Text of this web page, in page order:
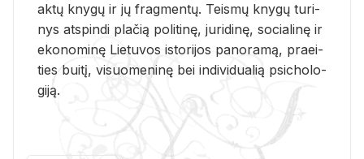
aktų kny­gų ir jų frag­men­tų. Teis­mų kny­gų tu­ri­
nys at­spin­di pla­čią po­li­ti­nę, ju­ri­di­nę, so­cia­li­nę ir
eko­no­mi­nę Lie­tu­vos is­to­ri­jos pa­no­ra­mą, pra­ei­
ties bui­tį, vi­suo­me­ni­nę bei in­di­vi­dua­lią psi­cho­lo­
gi­ją.